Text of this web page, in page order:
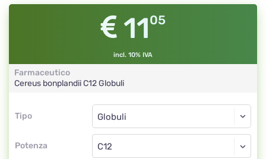
1105
incl. 10% IVA
Farmaceutico
Cereus bonplandiiC12Globuli
Tipo
Tipo
Potenza
Globuli
C12